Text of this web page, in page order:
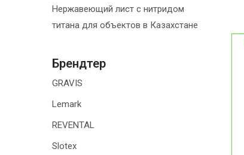
Нержавеющий лист с нитридом
титана для объектов в Казахстане
Брендтер
GRAVIS
Lemark
REVENTAL
Slotex